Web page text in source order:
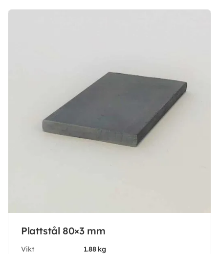
Plattstål 80×3 mm
Vikt
1.88 kg